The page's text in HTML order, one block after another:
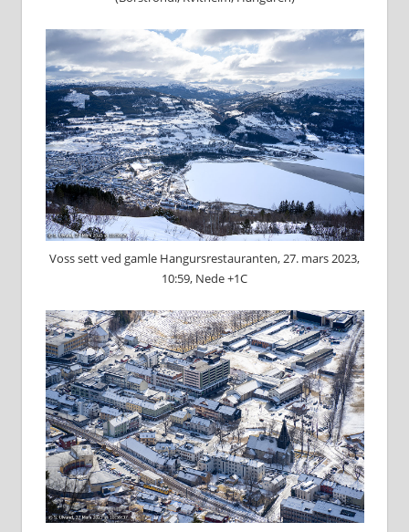
Voss sett ved gamle Hangursrestauranten, 27. mars 2023,
10:59, Nede +1C